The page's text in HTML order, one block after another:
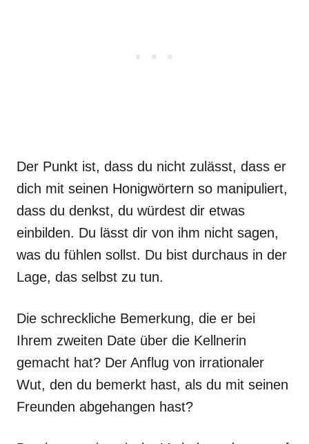
Der Punkt ist, dass du nicht zulässt, dass er
dich mit seinen Honigwörtern so manipuliert,
dass du denkst, du würdest dir etwas
einbilden. Du lässt dir von ihm nicht sagen,
was du fühlen sollst. Du bist durchaus in der
Lage, das selbst zu tun.
Die schreckliche Bemerkung, die er bei
Ihrem zweiten Date über die Kellnerin
gemacht hat? Der Anflug von irrationaler
Wut, den du bemerkt hast, als du mit seinen
Freunden abgehangen hast?